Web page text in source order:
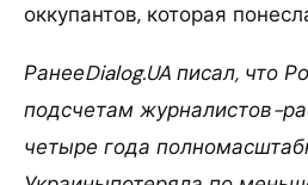
оккупантов, которая
РанееDialog.UA писал, что
подсчетам журналистов-
четыре года